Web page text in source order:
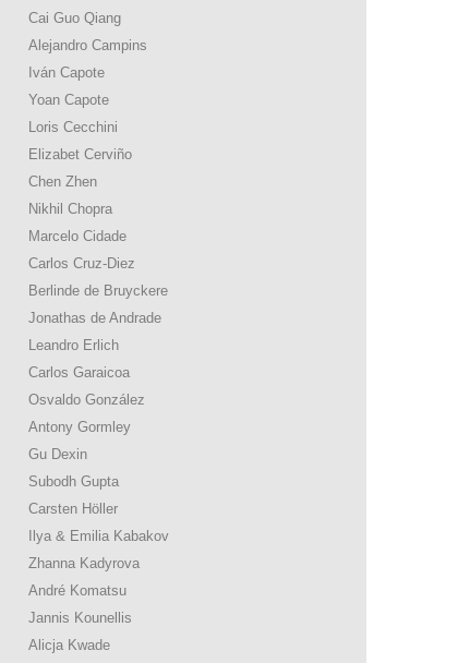
Cai Guo Qiang
Alejandro Campins
Iván Capote
Yoan Capote
Loris Cecchini
Elizabet Cerviño
Chen Zhen
Nikhil Chopra
Marcelo Cidade
Carlos Cruz-Diez
Berlinde de Bruyckere
Jonathas de Andrade
Leandro Erlich
Carlos Garaicoa
Osvaldo González
Antony Gormley
Gu Dexin
Subodh Gupta
Carsten Höller
Ilya & Emilia Kabakov
Zhanna Kadyrova
André Komatsu
Jannis Kounellis
Alicja Kwade